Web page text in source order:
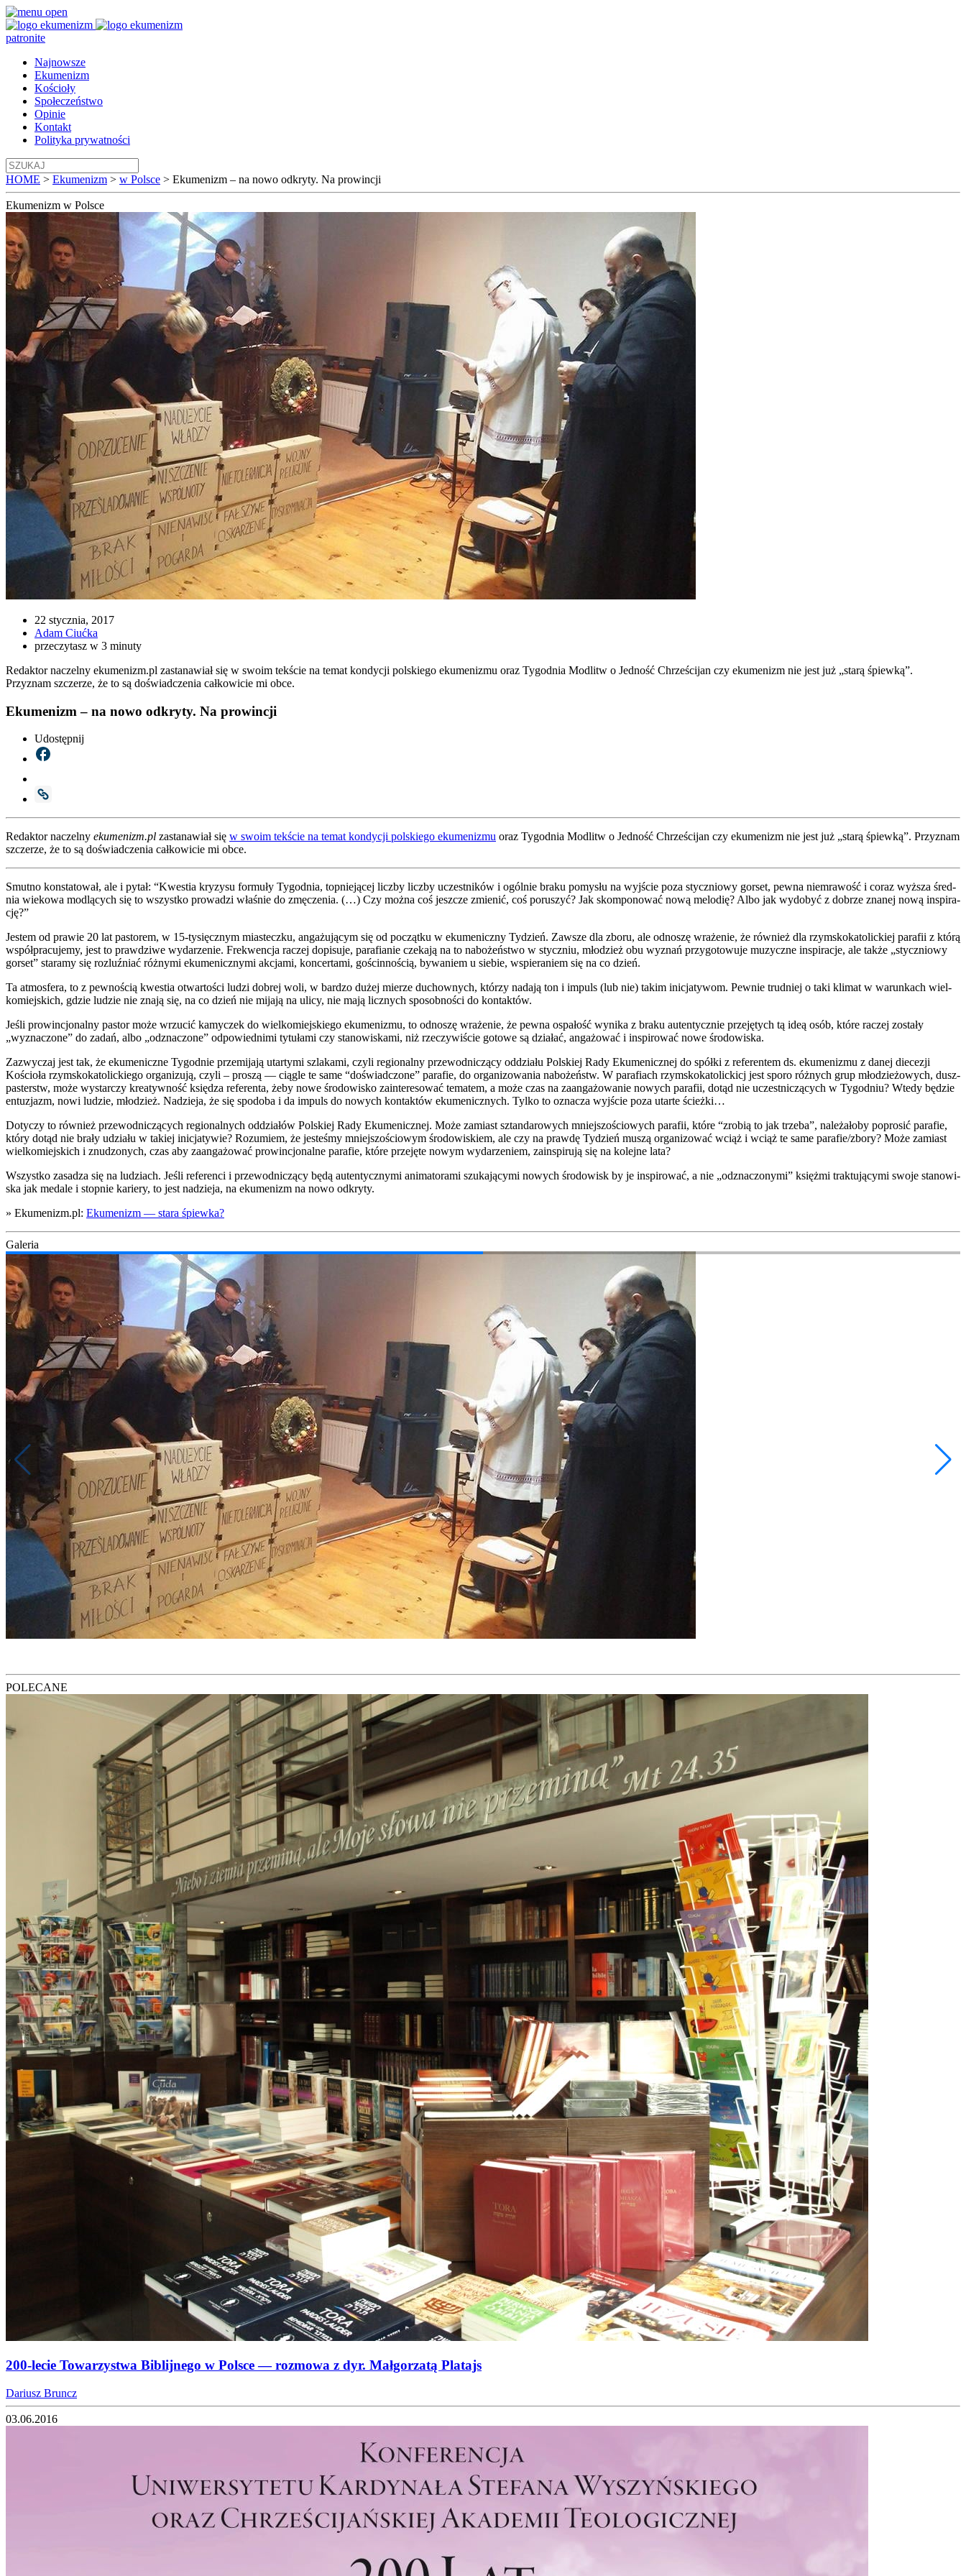
patronite
Najnowsze
Ekumenizm
Kościoły
Społeczeństwo
Opinie
Kontakt
Polityka prywatności
HOME > Ekumenizm > w Polsce > Ekumenizm – na nowo odkryty. Na prowincji
Ekumenizm w Polsce
22 stycznia, 2017
Adam Ciućka
przeczytasz w 3 minuty
Redaktor naczelny ekumenizm.pl zastanawiał się w swoim tekście na temat kondycji polskiego ekumenizmu oraz Tygodnia Modlitw o Jedność Chrześcijan czy ekumenizm nie jest już „starą śpiewką”.
Przyznam szczerze, że to są doświadczenia całkowicie mi obce.
Ekumenizm – na nowo odkryty. Na prowincji
Udostępnij
Redak­tor naczel­ny ekumenizm.pl zasta­na­wiał się w swo­im tek­ście na temat kon­dy­cji pol­skie­go eku­me­ni­zmu oraz Tygo­dnia Modlitw o Jed­ność Chrze­ści­jan czy eku­me­nizm nie jest już „sta­rą śpiew­ką”. Przy­znam
szcze­rze, że to są doświad­cze­nia cał­ko­wi­cie mi obce.
Smut­no kon­sta­to­wał, ale i pytał: “Kwe­stia kry­zy­su for­mu­ły Tygo­dnia, top­nie­ją­cej licz­by licz­by uczest­ni­ków i ogól­nie bra­ku pomy­słu na wyj­ście poza stycz­nio­wy gor­set, pew­na nie­mra­wość i coraz wyż­sza śred­
nia wie­ko­wa modlą­cych się to wszyst­ko pro­wa­dzi wła­śnie do zmę­cze­nia. (…) Czy moż­na coś jesz­cze zmie­nić, coś poru­szyć? Jak skom­po­no­wać nową melo­dię? Albo jak wydo­być z dobrze zna­nej nową inspi­ra­
cję?”
Jestem od pra­wie 20 lat pasto­rem, w 15-tysięcz­nym mia­stecz­ku, anga­żu­ją­cym się od począt­ku w eku­me­nicz­ny Tydzień. Zawsze dla zbo­ru, ale odno­szę wra­że­nie, że rów­nież dla rzym­sko­ka­to­lic­kiej para­fii z któ­rą
współ­pra­cu­je­my, jest to praw­dzi­we wyda­rze­nie. Fre­kwen­cja raczej dopi­su­je, para­fia­nie cze­ka­ją na to nabo­żeń­stwo w stycz­niu, mło­dzież obu wyznań przy­go­to­wu­je muzycz­ne inspi­ra­cje, ale tak­że „stycz­nio­wy
gor­set” sta­ra­my się roz­luź­niać róż­ny­mi eku­me­nicz­ny­mi akcja­mi, kon­cer­ta­mi, gościn­no­ścią, bywa­niem u sie­bie, wspie­ra­niem się na co dzień.
Ta atmos­fe­ra, to z pew­no­ścią kwe­stia otwar­to­ści ludzi dobrej woli, w bar­dzo dużej mie­rze duchow­nych, któ­rzy nada­ją ton i impuls (lub nie) takim ini­cja­ty­wom. Pew­nie trud­niej o taki kli­mat w warun­kach wiel­
ko­miej­skich, gdzie ludzie nie zna­ją się, na co dzień nie mija­ją na uli­cy, nie mają licz­nych spo­sob­no­ści do kon­tak­tów.
Jeśli pro­win­cjo­nal­ny pastor może wrzu­cić kamy­czek do wiel­ko­miej­skie­go eku­me­ni­zmu, to odno­szę wra­że­nie, że pew­na ospa­łość wyni­ka z bra­ku auten­tycz­nie prze­ję­tych tą ideą osób, któ­re raczej zosta­ły
„wyzna­czo­ne” do zadań, albo „odzna­czo­ne” odpo­wied­ni­mi tytu­ła­mi czy sta­no­wi­ska­mi, niż rze­czy­wi­ście goto­we są dzia­łać, anga­żo­wać i inspi­ro­wać nowe śro­do­wi­ska.
Zazwy­czaj jest tak, że eku­me­nicz­ne Tygo­dnie prze­mi­ja­ją utar­ty­mi szla­ka­mi, czy­li regio­nal­ny prze­wod­ni­czą­cy oddzia­łu Pol­skiej Rady Eku­me­nicz­nej do spół­ki z refe­ren­tem ds. eku­me­ni­zmu z danej die­ce­zji
Kościo­ła rzym­sko­ka­to­lic­kie­go orga­ni­zu­ją, czy­li – pro­szą — cią­gle te same “doświad­czo­ne” para­fie, do orga­ni­zo­wa­nia nabo­żeństw. W para­fiach rzym­sko­ka­to­lic­kicj jest spo­ro róż­nych grup mło­dzie­żo­wych, dusz­
pa­sterstw, może wystar­czy kre­atyw­ność księ­dza refe­ren­ta, żeby nowe śro­do­wi­sko zain­te­re­so­wać tema­tem, a może czas na zaan­ga­żo­wa­nie nowych para­fii, dotąd nie uczest­ni­czą­cych w Tygo­dniu? Wte­dy będzie
entu­zjazm, nowi ludzie, mło­dzież. Nadzie­ja, że się spodo­ba i da impuls do nowych kon­tak­tów eku­me­nicz­nych. Tyl­ko to ozna­cza wyj­ście poza utar­te ścież­ki…
Doty­czy to rów­nież prze­wod­ni­czą­cych regio­nal­nych oddzia­łów Pol­skiej Rady Eku­me­nicz­nej. Może zamiast sztan­da­ro­wych mniej­szo­ścio­wych para­fii, któ­re “zro­bią to jak trze­ba”, nale­ża­ło­by popro­sić para­fie,
któ­ry dotąd nie bra­ły udzia­łu w takiej ini­cja­ty­wie? Rozu­miem, że jeste­śmy mniej­szo­ścio­wym śro­do­wi­skiem, ale czy na praw­dę Tydzień muszą orga­ni­zo­wać wciąż i wciąż te same parafie/zbory? Może zamiast
wiel­ko­miej­skich i znu­dzo­nych, czas aby zaan­ga­żo­wać pro­win­cjo­nal­ne para­fie, któ­re prze­ję­te nowym wyda­rze­niem, zain­spi­ru­ją się na kolej­ne lata?
Wszyst­ko zasa­dza się na ludziach. Jeśli refe­ren­ci i prze­wod­ni­czą­cy będą auten­tycz­ny­mi ani­ma­to­ra­mi szu­ka­ją­cy­mi nowych śro­do­wisk by je inspi­ro­wać, a nie „odzna­czo­ny­mi” księż­mi trak­tu­ją­cy­mi swo­je sta­no­wi­
ska jak meda­le i stop­nie karie­ry, to jest nadzie­ja, na eku­me­nizm na nowo odkry­ty.
» Ekumenizm.pl: Eku­me­nizm — sta­ra śpiew­ka?
Gale­ria
POLECANE
200-lecie Towarzystwa Biblijnego w Polsce — rozmowa z dyr. Małgorzatą Platajs
Dariusz Bruncz
03.06.2016